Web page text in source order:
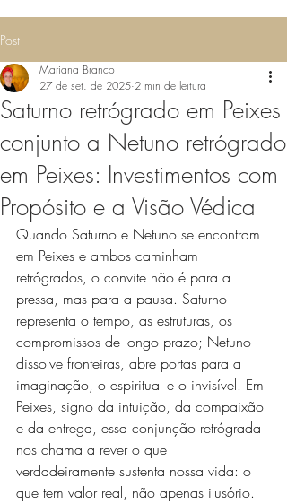
Post
Saturno retrógrado em Peixes
conjunto a Netuno retrógrado
em Peixes: Investimentos com
Propósito e a Visão Védica
Mariana Branco
27 de set. de 2025 2 min de leitura
Quando Saturno e Netuno se encontram
em Peixes e ambos caminham
retrógrados, o convite não é para a
pressa, mas para a pausa. Saturno
representa o tempo, as estruturas, os
compromissos de longo prazo; Netuno
dissolve fronteiras, abre portas para a
imaginação, o espiritual e o invisível. Em
Peixes, signo da intuição, da compaixão
e da entrega, essa conjunção retrógrada
nos chama a rever o que
verdadeiramente sustenta nossa vida: o
que tem valor real, não apenas ilusório.